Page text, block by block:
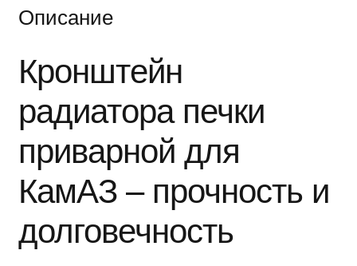
Описание
Кронштейн
радиатора печки
приварной для
КамАЗ – прочность и
долговечность